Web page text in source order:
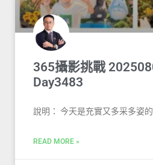
365攝影挑戰
Day3483
說明： 今天是充實又多采多姿
READ MORE »